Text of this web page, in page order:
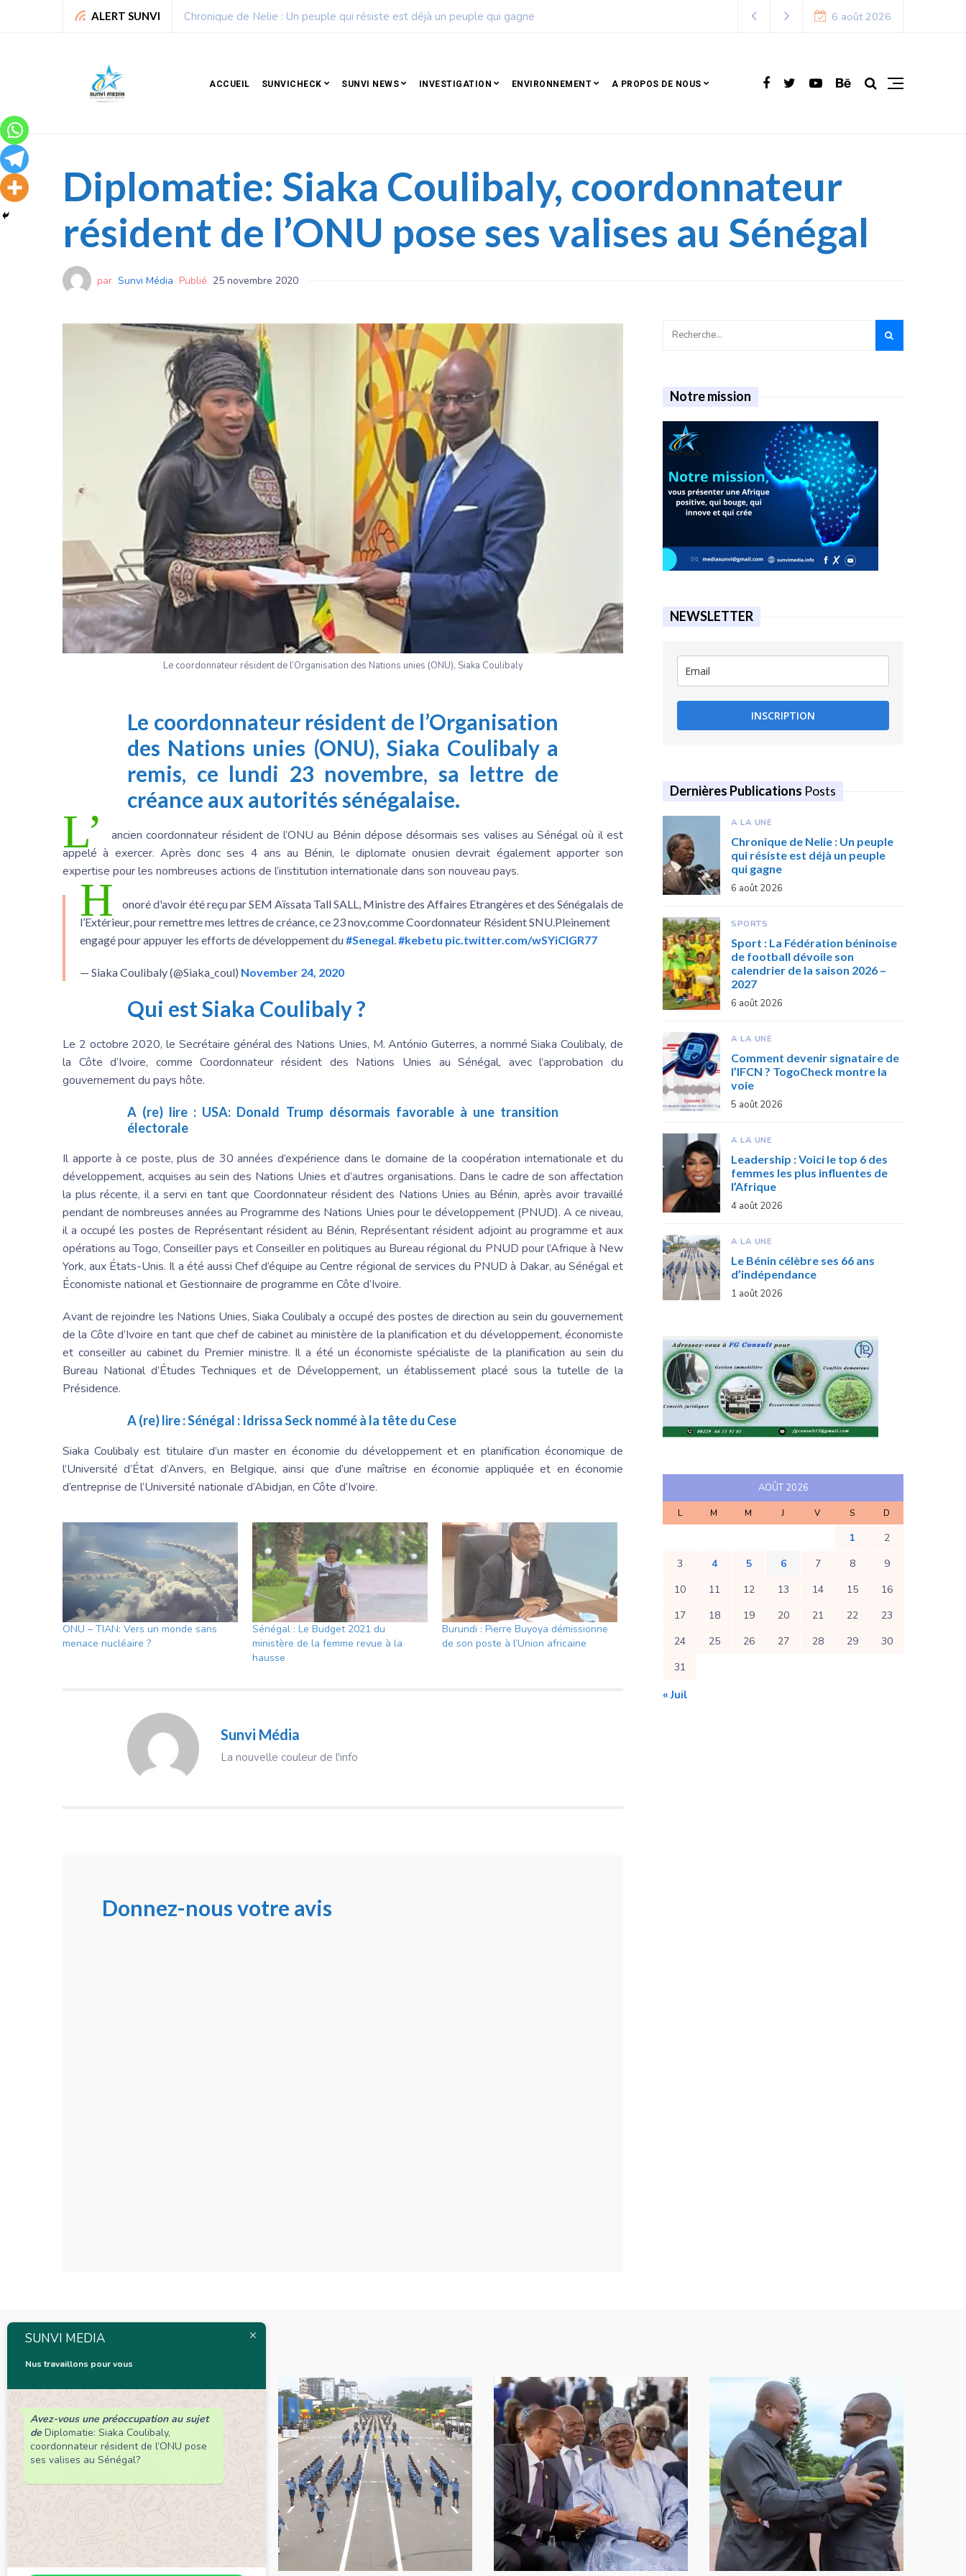
ALERT SUNVI Sport : La Fédération béninoise de football dévoile son calendrier de la saison 2026 – 2027 6 août 2026
ACCUEIL SUNVICHECK SUNVI NEWS INVESTIGATION ENVIRONNEMENT A PROPOS DE NOUS
Diplomatie: Siaka Coulibaly, coordonnateur
résident de l’ONU pose ses valises au Sénégal
par Sunvi Média Publié 25 novembre 2020
Le coordonnateur résident de l’Organisation des Nations unies (ONU), Siaka Coulibaly
Le coordonnateur résident de l’Organisation
des Nations unies (ONU), Siaka Coulibaly a
remis, ce lundi 23 novembre, sa lettre de
créance aux autorités sénégalaise.
L’
ancien coordonnateur résident de l’ONU au Bénin dépose désormais ses valises au Sénégal où il est
appelé à exercer. Après donc ses 4 ans au Bénin, le diplomate onusien devrait également apporter son
expertise pour les nombreuses actions de l’institution internationale dans son nouveau pays.
H
onoré d'avoir été reçu par SEM Aïssata Tall SALL, Ministre des Affaires Etrangères et des Sénégalais de
l’Extérieur, pour remettre mes lettres de créance, ce 23 nov,comme Coordonnateur Résident SNU.Pleinement
engagé pour appuyer les efforts de développement du#Senegal.#kebetu pic.twitter.com/wSYiCIGR77
— Siaka Coulibaly (@Siaka_coul) November 24, 2020
Qui est Siaka Coulibaly ?
Le 2 octobre 2020, le Secrétaire général des Nations Unies, M. António Guterres, a nommé Siaka Coulibaly, de
la Côte d’Ivoire, comme Coordonnateur résident des Nations Unies au Sénégal, avec l’approbation du
gouvernement du pays hôte.
A (re) lire : USA: Donald Trump désormais favorable à une transition
électorale
Il apporte à ce poste, plus de 30 années d’expérience dans le domaine de la coopération internationale et du
développement, acquises au sein des Nations Unies et d’autres organisations. Dans le cadre de son affectation
la plus récente, il a servi en tant que Coordonnateur résident des Nations Unies au Bénin, après avoir travaillé
pendant de nombreuses années au Programme des Nations Unies pour le développement (PNUD). A ce niveau,
il a occupé les postes de Représentant résident au Bénin, Représentant résident adjoint au programme et aux
opérations au Togo, Conseiller pays et Conseiller en politiques au Bureau régional du PNUD pour l’Afrique à New
York, aux États-Unis. Il a été aussi Chef d’équipe au Centre régional de services du PNUD à Dakar, au Sénégal et
Économiste national et Gestionnaire de programme en Côte d’Ivoire.
Avant de rejoindre les Nations Unies, Siaka Coulibaly a occupé des postes de direction au sein du gouvernement
de la Côte d’Ivoire en tant que chef de cabinet au ministère de la planification et du développement, économiste
et conseiller au cabinet du Premier ministre. Il a été un économiste spécialiste de la planification au sein du
Bureau National d’Études Techniques et de Développement, un établissement placé sous la tutelle de la
Présidence.
A (re) lire :Sénégal : Idrissa Seck nommé à la tête du Cese
Siaka Coulibaly est titulaire d’un master en économie du développement et en planification économique de
l’Université d’État d’Anvers, en Belgique, ainsi que d’une maîtrise en économie appliquée et en économie
d’entreprise de l’Université nationale d’Abidjan, en Côte d’Ivoire.
ONU – TIAN: Vers un monde sans
menace nucléaire ?
Sénégal : Le Budget 2021 du
ministère de la femme revue à la
hausse
Burundi : Pierre Buyoya démissionne
de son poste à l’Union africaine
Sunvi Média
La nouvelle couleur de l'info
Donnez-nous votre avis
Notre mission
NEWSLETTER
INSCRIPTION
Dernières Publications Posts
A LA UNE
Chronique de Nelie : Un peuple
qui résiste est déjà un peuple
qui gagne
6 août 2026
SPORTS
Sport : La Fédération béninoise
de football dévoile son
calendrier de la saison 2026 –
2027
6 août 2026
A LA UNE
Comment devenir signataire de
l’IFCN ? TogoCheck montre la
voie
5 août 2026
A LA UNE
Leadership : Voici le top 6 des
femmes les plus influentes de
l’Afrique
4 août 2026
A LA UNE
Le Bénin célèbre ses 66 ans
d’indépendance
1 août 2026
AOÛT 2026
L M M J V S D
1
2
3
4 5 6 7 8
9
10
11 12 13 14 15
16
17
18 19 20 21 22
23
24
25 26 27 28 29
30
31
« Juil
SUNVI MEDIA
Nus travaillons pour vous
Avez-vous une préoccupation au sujet
de Diplomatie: Siaka Coulibaly,
coordonnateur résident de l’ONU pose
ses valises au Sénégal?